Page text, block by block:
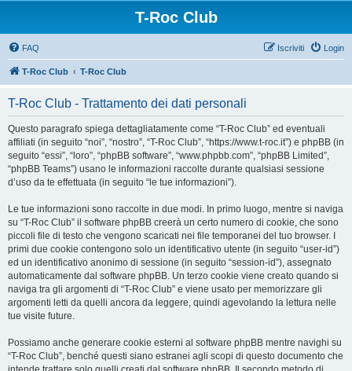
T-Roc Club
FAQ Login
Iscriviti
T-Roc Club T-Roc Club
T-Roc Club - Trattamento dei dati personali
Questo paragrafo spiega dettagliatamente come “T-Roc Club” ed eventuali
affiliati (in seguito “noi”, “nostro”, “T-Roc Club”, “https://www.t-roc.it”) e phpBB (in
seguito “essi”, “loro”, “phpBB software”, “www.phpbb.com”, “phpBB Limited”,
“phpBB Teams”) usano le informazioni raccolte durante qualsiasi sessione
d’uso da te effettuata (in seguito “le tue informazioni”).
Le tue informazioni sono raccolte in due modi. In primo luogo, mentre si naviga
su “T-Roc Club” il software phpBB creerà un certo numero di cookie, che sono
piccoli file di testo che vengono scaricati nei file temporanei del tuo browser. I
primi due cookie contengono solo un identificativo utente (in seguito “user-id”)
ed un identificativo anonimo di sessione (in seguito “session-id”), assegnato
automaticamente dal software phpBB. Un terzo cookie viene creato quando si
naviga tra gli argomenti di “T-Roc Club” e viene usato per memorizzare gli
argomenti letti da quelli ancora da leggere, quindi agevolando la lettura nelle
tue visite future.
Possiamo anche generare cookie esterni al software phpBB mentre navighi su
“T-Roc Club”, benché questi siano estranei agli scopi di questo documento che